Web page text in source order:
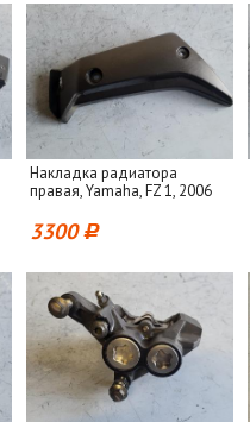
Накладка радиатора
правая, Yamaha, FZ 1, 2006
3300